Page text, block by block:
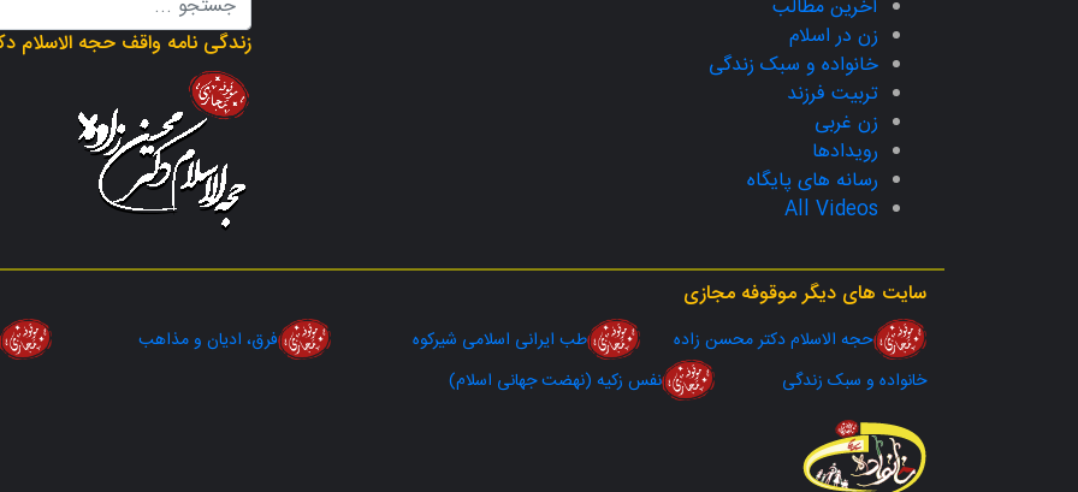
آخرین مطالب
زن در اسلام
خانواده و سبک زندگی
تربیت فرزند
زن غربی
رویدادها
رسانه های پایگاه
All Videos
زندگی نامه واقف حجه الاسلام
سایت های دیگر موقوفه مجازی
حجه الاسلام دکتر محسن زاده طب ایرانی اسلامی شیرکوه
فرق، ادیان و مذاهب
خانواده و سبک زندگی
نفس زکیه (نهضت جهانی اسلام)